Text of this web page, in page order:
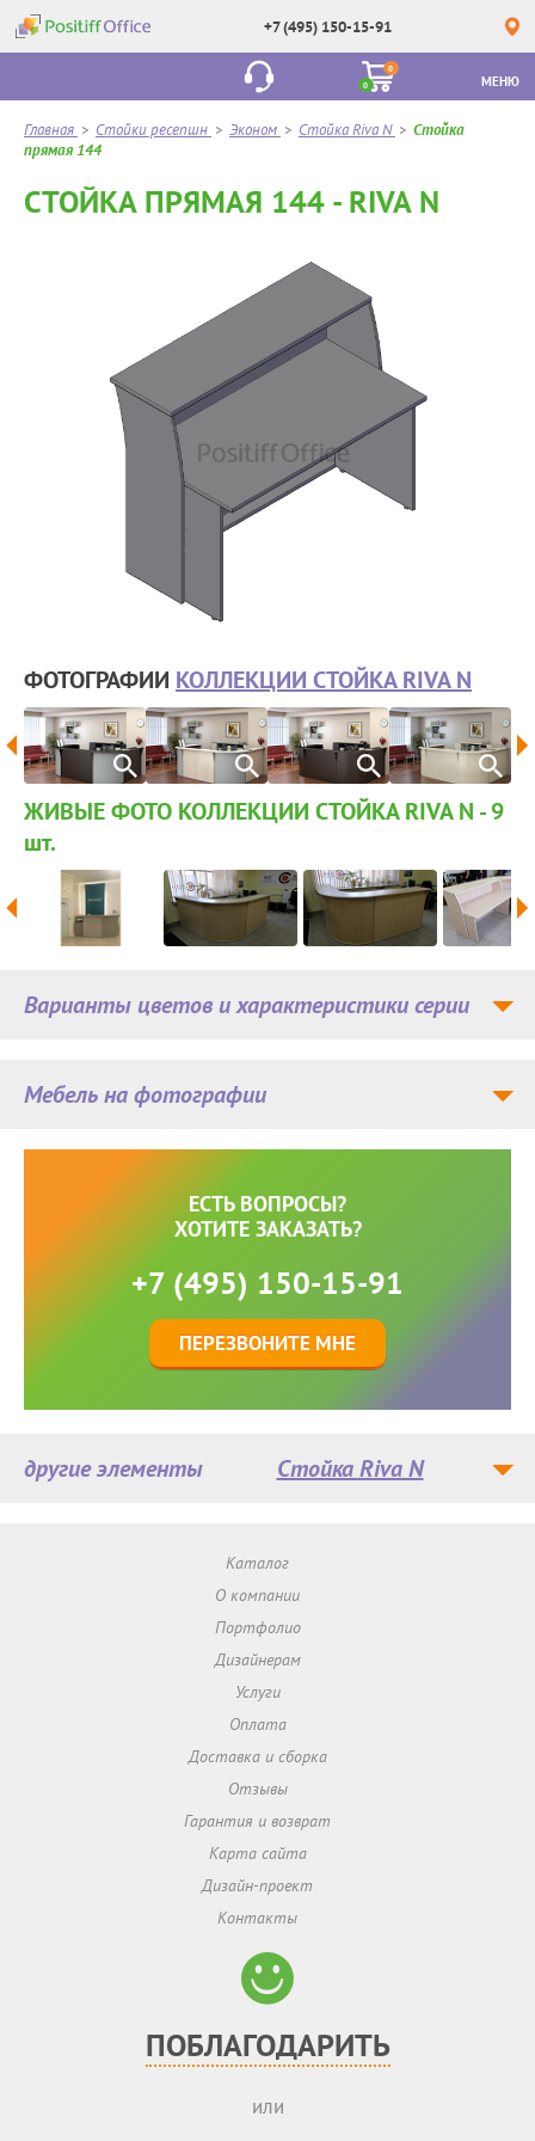
+7 (495) 150-15-91
0
0
МЕНЮ
Главная > Стойки ресепшн > Эконом > Стойка Riva N > Стойка
прямая 144
СТОЙКА ПРЯМАЯ 144 - RIVA N
ФОТОГРАФИИ КОЛЛЕКЦИИ СТОЙКА RIVA N
ЖИВЫЕ ФОТО КОЛЛЕКЦИИ СТОЙКА RIVA N - 9
шт.
Мебель на фотографии
Варианты цветов и характеристики серии
ЕСТЬ ВОПРОСЫ?
ХОТИТЕ ЗАКАЗАТЬ?
+7 (495) 150-15-91
ПЕРЕЗВОНИТЕ МНЕ
другие элементы Стойка Riva N
Каталог
О компании
Портфолио
Дизайнерам
Услуги
Оплата
Доставка и сборка
Отзывы
Гарантия и возврат
Карта сайта
Дизайн-проект
Контакты
ПОБЛАГОДАРИТЬ
или